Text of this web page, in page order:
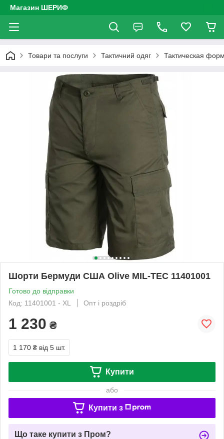
Магазин ШЕРИФ
Товари та послуги Тактичний одяг Тактическая
Шорти Бермуди США Olive MIL-TEC 11401001
Готово до відправки
Код: 11401001 - XL
Опт і роздріб
1 230 ₴
1 170 ₴ від 5 шт.
Купити
або
Купити з
Що таке купити з Пром?